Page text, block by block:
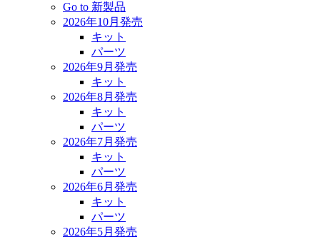
Go to 新製品
2026年10月発売
キット
パーツ
2026年9月発売
キット
2026年8月発売
キット
パーツ
2026年7月発売
キット
パーツ
2026年6月発売
キット
パーツ
2026年5月発売